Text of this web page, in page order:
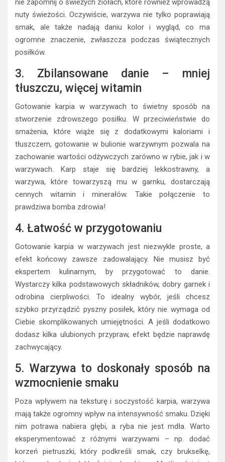
nie zapomnij o świeżych ziołach, które również wprowadzą
nuty świeżości. Oczywiście, warzywa nie tylko poprawiają
smak, ale także nadają daniu kolor i wygląd, co ma
ogromne znaczenie, zwłaszcza podczas świątecznych
posiłków.
3. Zbilansowane danie – mniej
tłuszczu, więcej witamin
Gotowanie karpia w warzywach to świetny sposób na
stworzenie zdrowszego posiłku. W przeciwieństwie do
smażenia, które wiąże się z dodatkowymi kaloriami i
tłuszczem, gotowanie w bulionie warzywnym pozwala na
zachowanie wartości odżywczych zarówno w rybie, jak i w
warzywach. Karp staje się bardziej lekkostrawny, a
warzywa, które towarzyszą mu w garnku, dostarczają
cennych witamin i minerałów. Takie połączenie to
prawdziwa bomba zdrowia!
4. Łatwość w przygotowaniu
Gotowanie karpia w warzywach jest niezwykle proste, a
efekt końcowy zawsze zadowalający. Nie musisz być
ekspertem kulinarnym, by przygotować to danie.
Wystarczy kilka podstawowych składników, dobry garnek i
odrobina cierpliwości. To idealny wybór, jeśli chcesz
szybko przyrządzić pyszny posiłek, który nie wymaga od
Ciebie skomplikowanych umiejętności. A jeśli dodatkowo
dodasz kilka ulubionych przypraw, efekt będzie naprawdę
zachwycający.
5. Warzywa to doskonały sposób na
wzmocnienie smaku
Poza wpływem na teksturę i soczystość karpia, warzywa
mają także ogromny wpływ na intensywność smaku. Dzięki
nim potrawa nabiera głębi, a ryba nie jest mdła. Warto
eksperymentować z różnymi warzywami – np. dodać
korzeń pietruszki, który podkreśli smak, czy brukselkę,